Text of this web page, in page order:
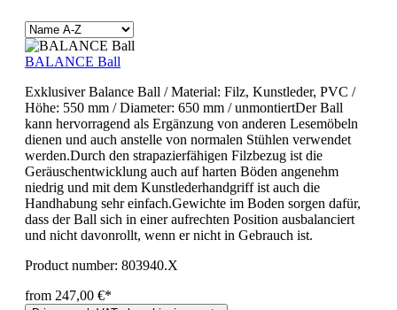
BALANCE Ball
Exklusiver Balance Ball / Material: Filz, Kunstleder, PVC /
Höhe: 550 mm / Diameter: 650 mm / unmontiertDer Ball
kann hervorragend als Ergänzung von anderen Lesemöbeln
dienen und auch anstelle von normalen Stühlen verwendet
werden.Durch den strapazierfähigen Filzbezug ist die
Geräuschentwicklung auch auf harten Böden angenehm
niedrig und mit dem Kunstlederhandgriff ist auch die
Handhabung sehr einfach.Gewichte im Boden sorgen dafür,
dass der Ball sich in einer aufrechten Position ausbalanciert
und nicht davonrollt, wenn er nicht in Gebrauch ist.
Product number: 803940.X
from 247,00 €*